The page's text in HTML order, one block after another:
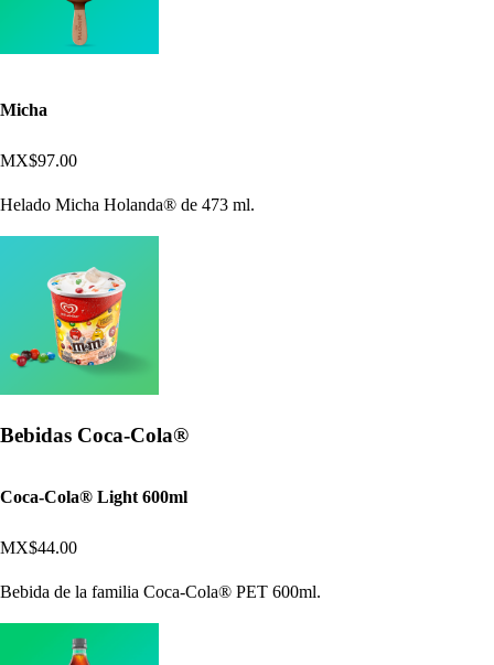
Micha
MX$97.00
Helado Micha Holanda® de 473 ml.
Bebidas Coca-Cola®
Coca-Cola® Light 600ml
MX$44.00
Bebida de la familia Coca-Cola® PET 600ml.